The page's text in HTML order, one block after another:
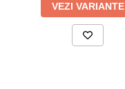
VEZI VARIANTE